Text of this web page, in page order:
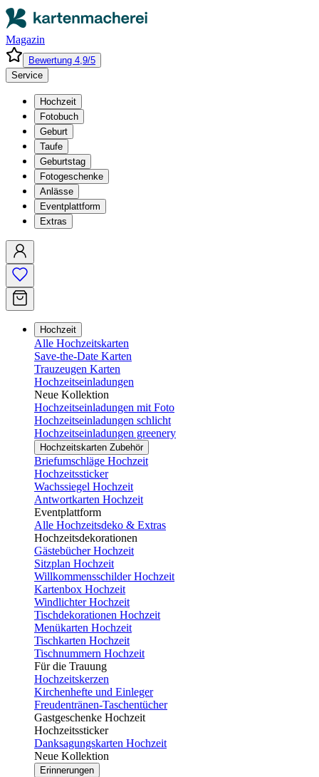
Magazin
Bewertung 4,9/5
Service
Hochzeit
Fotobuch
Geburt
Taufe
Geburtstag
Fotogeschenke
Anlässe
Eventplattform
Extras
Hochzeit
Alle Hochzeitskarten
Save-the-Date Karten
Trauzeugen Karten
Hochzeitseinladungen
Neue Kollektion
Hochzeitseinladungen mit Foto
Hochzeitseinladungen schlicht
Hochzeitseinladungen greenery
Hochzeitskarten Zubehör
Briefumschläge Hochzeit
Hochzeitssticker
Wachssiegel Hochzeit
Antwortkarten Hochzeit
Eventplattform
Alle Hochzeitsdeko & Extras
Hochzeitsdekorationen
Gästebücher Hochzeit
Sitzplan Hochzeit
Willkommensschilder Hochzeit
Kartenbox Hochzeit
Windlichter Hochzeit
Tischdekorationen Hochzeit
Menükarten Hochzeit
Tischkarten Hochzeit
Tischnummern Hochzeit
Für die Trauung
Hochzeitskerzen
Kirchenhefte und Einleger
Freudentränen-Taschentücher
Gastgeschenke Hochzeit
Hochzeitssticker
Danksagungskarten Hochzeit
Neue Kollektion
Erinnerungen